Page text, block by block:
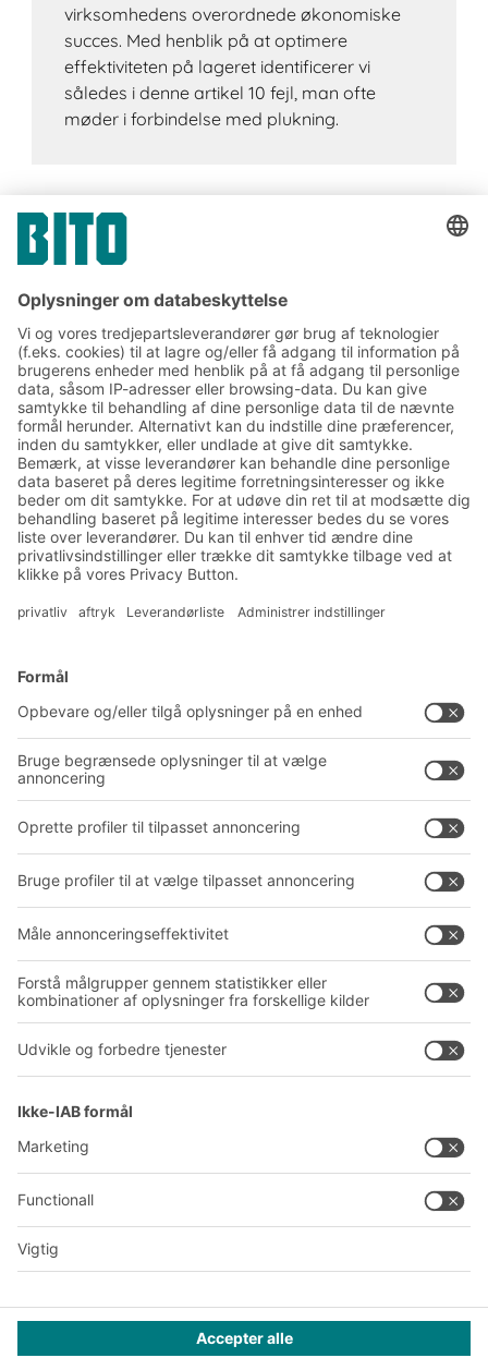
virksomhedens overordnede økonomiske
succes. Med henblik på at optimere
effektiviteten på lageret identificerer vi
således i denne artikel 10 fejl, man ofte
møder i forbindelse med plukning.
Tilmeld dig vores BITO
nyhedsbrev:
Nyheder og viden om lager
og logistik
Eksklusiv rabat
Produktnyheder
Tilmeld dig vores nyhedsbrev
Løsninger
Intralogistikløsninger
Kassesystemer
Reolsystemer
Service
PRODUKTKATALOG
PROJECT GUIDE
Virksomhed
Vores globale netværk
Produktionssteder
Follow us
BIT O
YOUR LIFE.
+45 7021 5151
Dette tilbud henvender sig til industri, håndværk, handel og
liberale erhverv til brug i forbindelse med selvstændig,